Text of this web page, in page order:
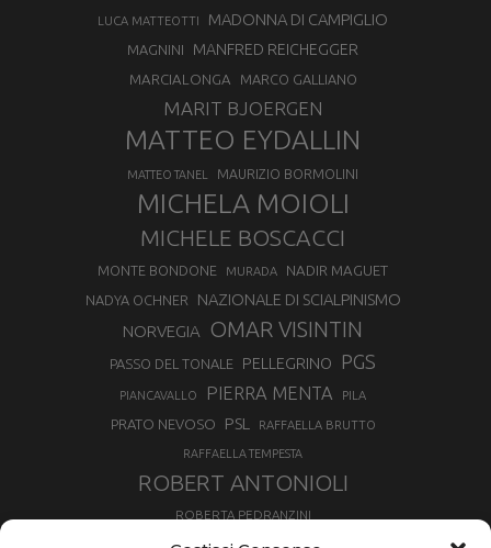
LUCA MATTEOTTI MADONNA DI CAMPIGLIO
MAGNINI MANFRED REICHEGGER
MARCIALONGA MARCO GALLIANO
MARIT BJOERGEN
MATTEO EYDALLIN
MATTEO TANEL MAURIZIO BORMOLINI
MICHELA MOIOLI
MICHELE BOSCACCI
MONTE BONDONE MURADA NADIR MAGUET
NADYA OCHNER
NAZIONALE DI SCIALPINISMO
NORVEGIA
OMAR VISINTIN
PASSO DEL TONALE PELLEGRINO PGS
PIANCAVALLO PIERRA MENTA PILA
PRATO NEVOSO PSL RAFFAELLA BRUTTO
RAFFAELLA TEMPESTA
ROBERT ANTONIOLI
ROBERTA PEDRANZINI